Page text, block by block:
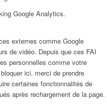
Google Analytics.
externes comme Google
de vidéo. Depuis que ces FAI
personnelles comme votre
ici. merci de prendre
certaines fonctionnalités de
après rechargement de la page.